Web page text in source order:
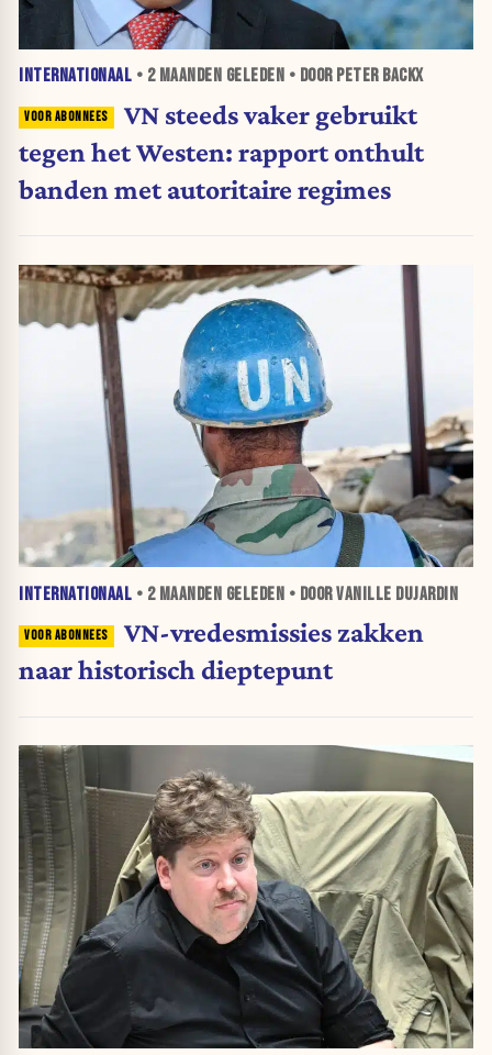
INTERNATIONAAL • 2 MAANDEN GELEDEN • DOOR PETER BACKX
VN steeds vaker gebruikt
tegen het Westen: rapport onthult
banden met autoritaire regimes
INTERNATIONAAL • 2 MAANDEN GELEDEN • DOOR VANILLE DUJARDIN
VN-vredesmissies zakken
naar historisch dieptepunt